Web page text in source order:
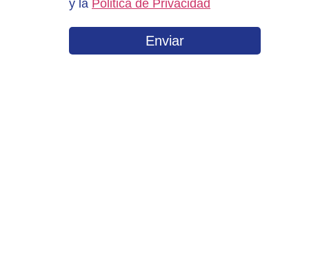
y la Politica de Privacidad
Enviar